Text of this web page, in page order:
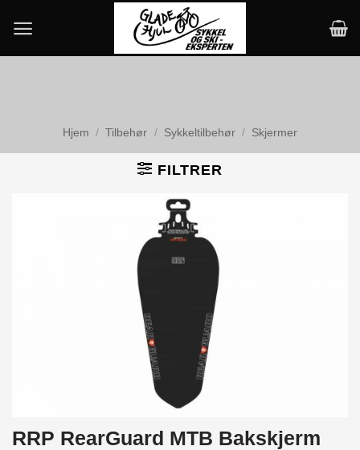
content
Hjem / Tilbehør / Sykkeltilbehør / Skjermer
FILTRER
RRP RearGuard MTB Bakskjerm